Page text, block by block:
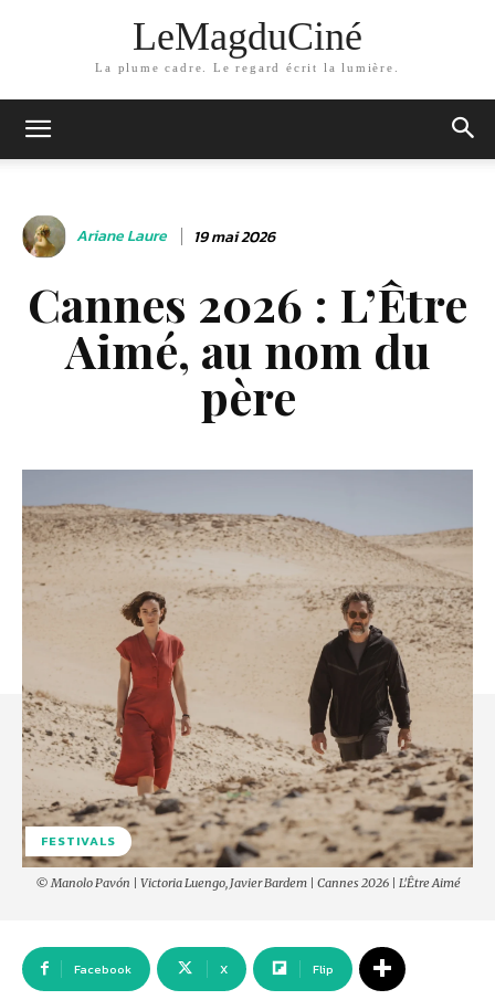
LeMagduCiné
La plume cadre. Le regard écrit la lumière.
Ariane Laure 19 mai 2026
Cannes 2026 : L’Être
Aimé, au nom du
père
FESTIVALS
© Manolo Pavón | Victoria Luengo, Javier Bardem | Cannes 2026 | L'Être Aimé
Facebook X Flip